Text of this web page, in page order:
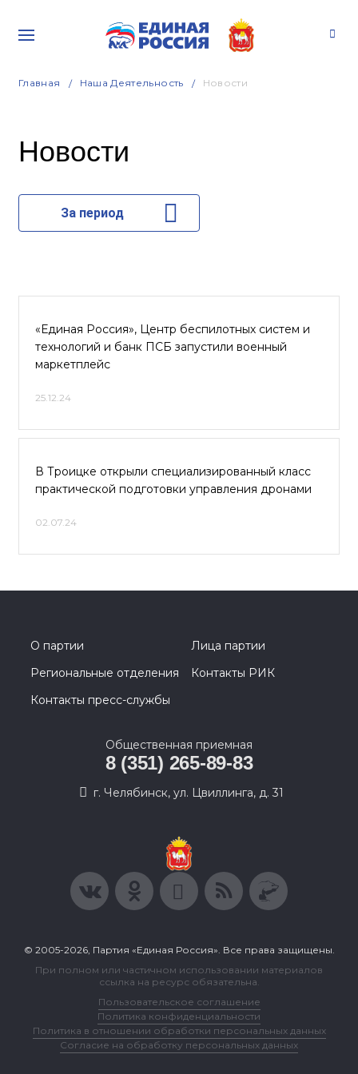
Главная Наша Деятельность Новости
Новости
За период
«Единая Россия», Центр беспилотных систем и
технологий и банк ПСБ запустили военный
маркетплейс
25.12.24
В Троицке открыли специализированный класс
практической подготовки управления дронами
02.07.24
О партии
Лица партии
Региональные отделения
Контакты РИК
Контакты пресс-службы
Общественная приемная
8 (351) 265-89-83
г. Челябинск, ул. Цвиллинга, д. 31
© 2005-2026, Партия «Единая Россия». Все права защищены.
При полном или частичном использовании материалов
ссылка на ресурс обязательна.
Пользовательское соглашение
Политика конфиденциальности
Политика в отношении обработки персональных данных
Согласие на обработку персональных данных